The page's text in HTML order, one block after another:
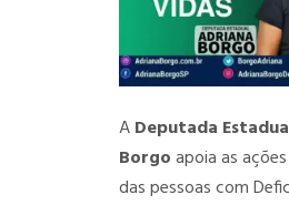
ADeputada
Borgoapoia as
das pessoas com